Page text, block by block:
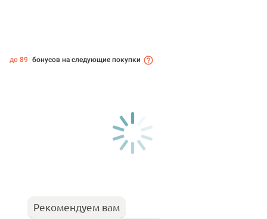
до 89 бонусов на следующие покупки
Рекомендуем вам